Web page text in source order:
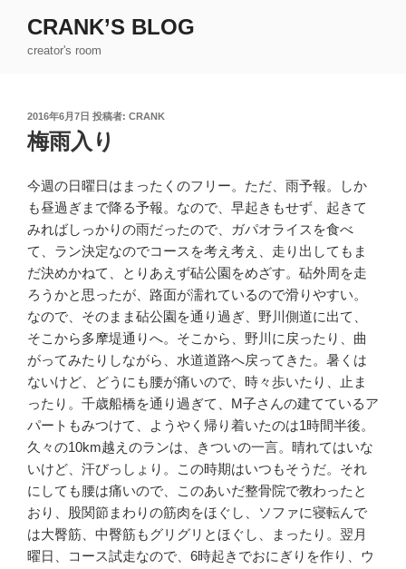
CRANK’S BLOG
creator's room
投
稿
日:
2016年6月7日 投稿者: CRANK
梅雨入り
今週の日曜日はまったくのフリー。ただ、雨予報。しか
も昼過ぎまで降る予報。なので、早起きもせず、起きて
みればしっかりの雨だったので、ガパオライスを食べ
て、ラン決定なのでコースを考え考え、走り出してもま
だ決めかねて、とりあえず砧公園をめざす。砧外周を走
ろうかと思ったが、路面が濡れているので滑りやすい。
なので、そのまま砧公園を通り過ぎ、野川側道に出て、
そこから多摩堤通りへ。そこから、野川に戻ったり、曲
がってみたりしながら、水道道路へ戻ってきた。暑くは
ないけど、どうにも腰が痛いので、時々歩いたり、止ま
ったり。千歳船橋を通り過ぎて、M子さんの建てているア
パートもみつけて、ようやく帰り着いたのは1時間半後。
久々の10km越えのランは、きついの一言。晴れてはいな
いけど、汗びっしょり。この時期はいつもそうだ。それ
にしても腰は痛いので、このあいだ整骨院で教わったと
おり、股関節まわりの筋肉をほぐし、ソファに寝転んで
は大臀筋、中臀筋もグリグリとほぐし、まったり。翌月
曜日、コース試走なので、6時起きでおにぎりを作り、ウ